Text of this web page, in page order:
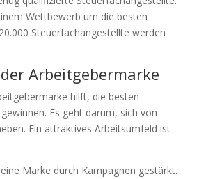
Wettbewerb um die besten
Steuerfachangestellte werden
Arbeitgebermarke
hilft, die besten
Es geht darum, sich von
Ein attraktives Arbeitsumfeld ist
Marke durch Kampagnen gestärkt.